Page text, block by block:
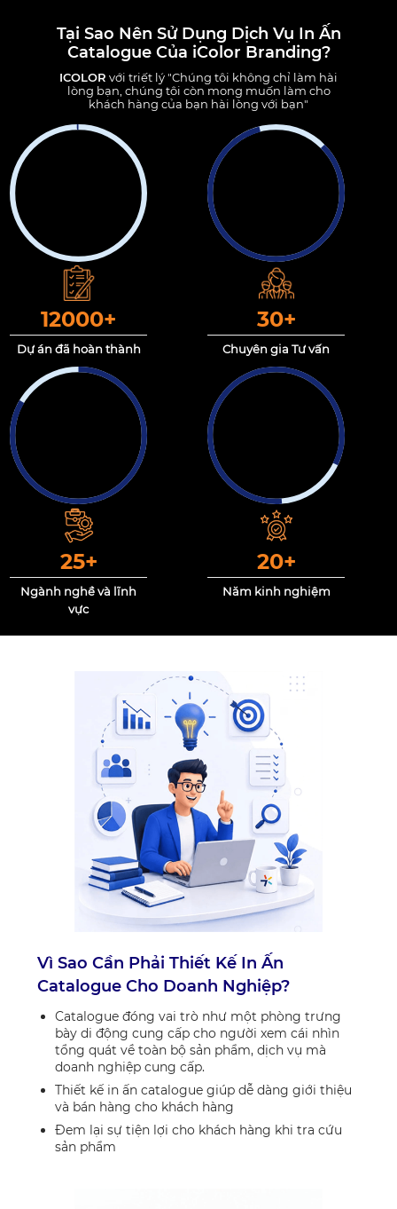
Tại Sao Nên Sử Dụng Dịch Vụ In Ấn
Catalogue Của iColor Branding?
ICOLOR với triết lý "Chúng tôi không chỉ làm hài
lòng bạn, chúng tôi còn mong muốn làm cho
khách hàng của bạn hài lòng với bạn"
12000+
Dự án đã hoàn thành
30+
Chuyên gia Tư vấn
25+
Ngành nghề và lĩnh
vực
20+
Năm kinh nghiệm
Vì Sao Cần Phải Thiết Kế In Ấn
Catalogue Cho Doanh Nghiệp?
Catalogue đóng vai trò như một phòng trưng
bày di động cung cấp cho người xem cái nhìn
tổng quát về toàn bộ sản phẩm, dịch vụ mà
doanh nghiệp cung cấp.
Thiết kế in ấn catalogue giúp dễ dàng giới thiệu
và bán hàng cho khách hàng
Đem lại sự tiện lợi cho khách hàng khi tra cứu
sản phẩm